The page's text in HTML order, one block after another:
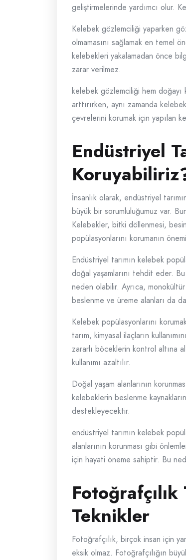
geliştirmelerinde yardımcı olur.
Kelebek gözlemciliği yaparken
olmamasını sağlamak en temel
kelebekleri yakalamadan önce
zarar verilmez.
kelebek gözlemciliği hem doğayı
arttırırken, aynı zamanda
çevrelerini korumak için yapılan
Endüstriyel
İnsanlık olarak, endüstriyel
büyük bir sorumluluğumuz var.
Kelebekler, bitki döllenmesi,
popülasyonlarını korumanın
Endüstriyel tarımın kelebek
doğal yaşamlarını tehdit eder.
neden olabilir. Ayrıca,
beslenme ve üreme alanları da
Kelebek popülasyonlarını
tarım, kimyasal ilaçların
zararlı böceklerin kontrol altına
kullanımı azaltılır.
Doğal yaşam alanlarının
kelebeklerin beslenme
destekleyecektir.
endüstriyel tarımın kelebek
alanlarının korunması gibi
için hayati öneme sahiptir. Bu
Teknikler
Fotoğrafçılık, birçok insan için
eksik olmaz. Fotoğrafçılığın